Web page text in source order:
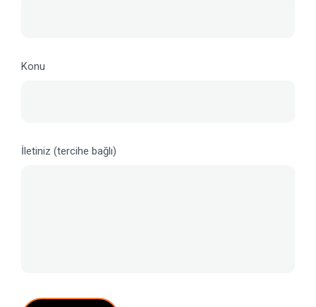
Konu
İletiniz (tercihe bağlı)